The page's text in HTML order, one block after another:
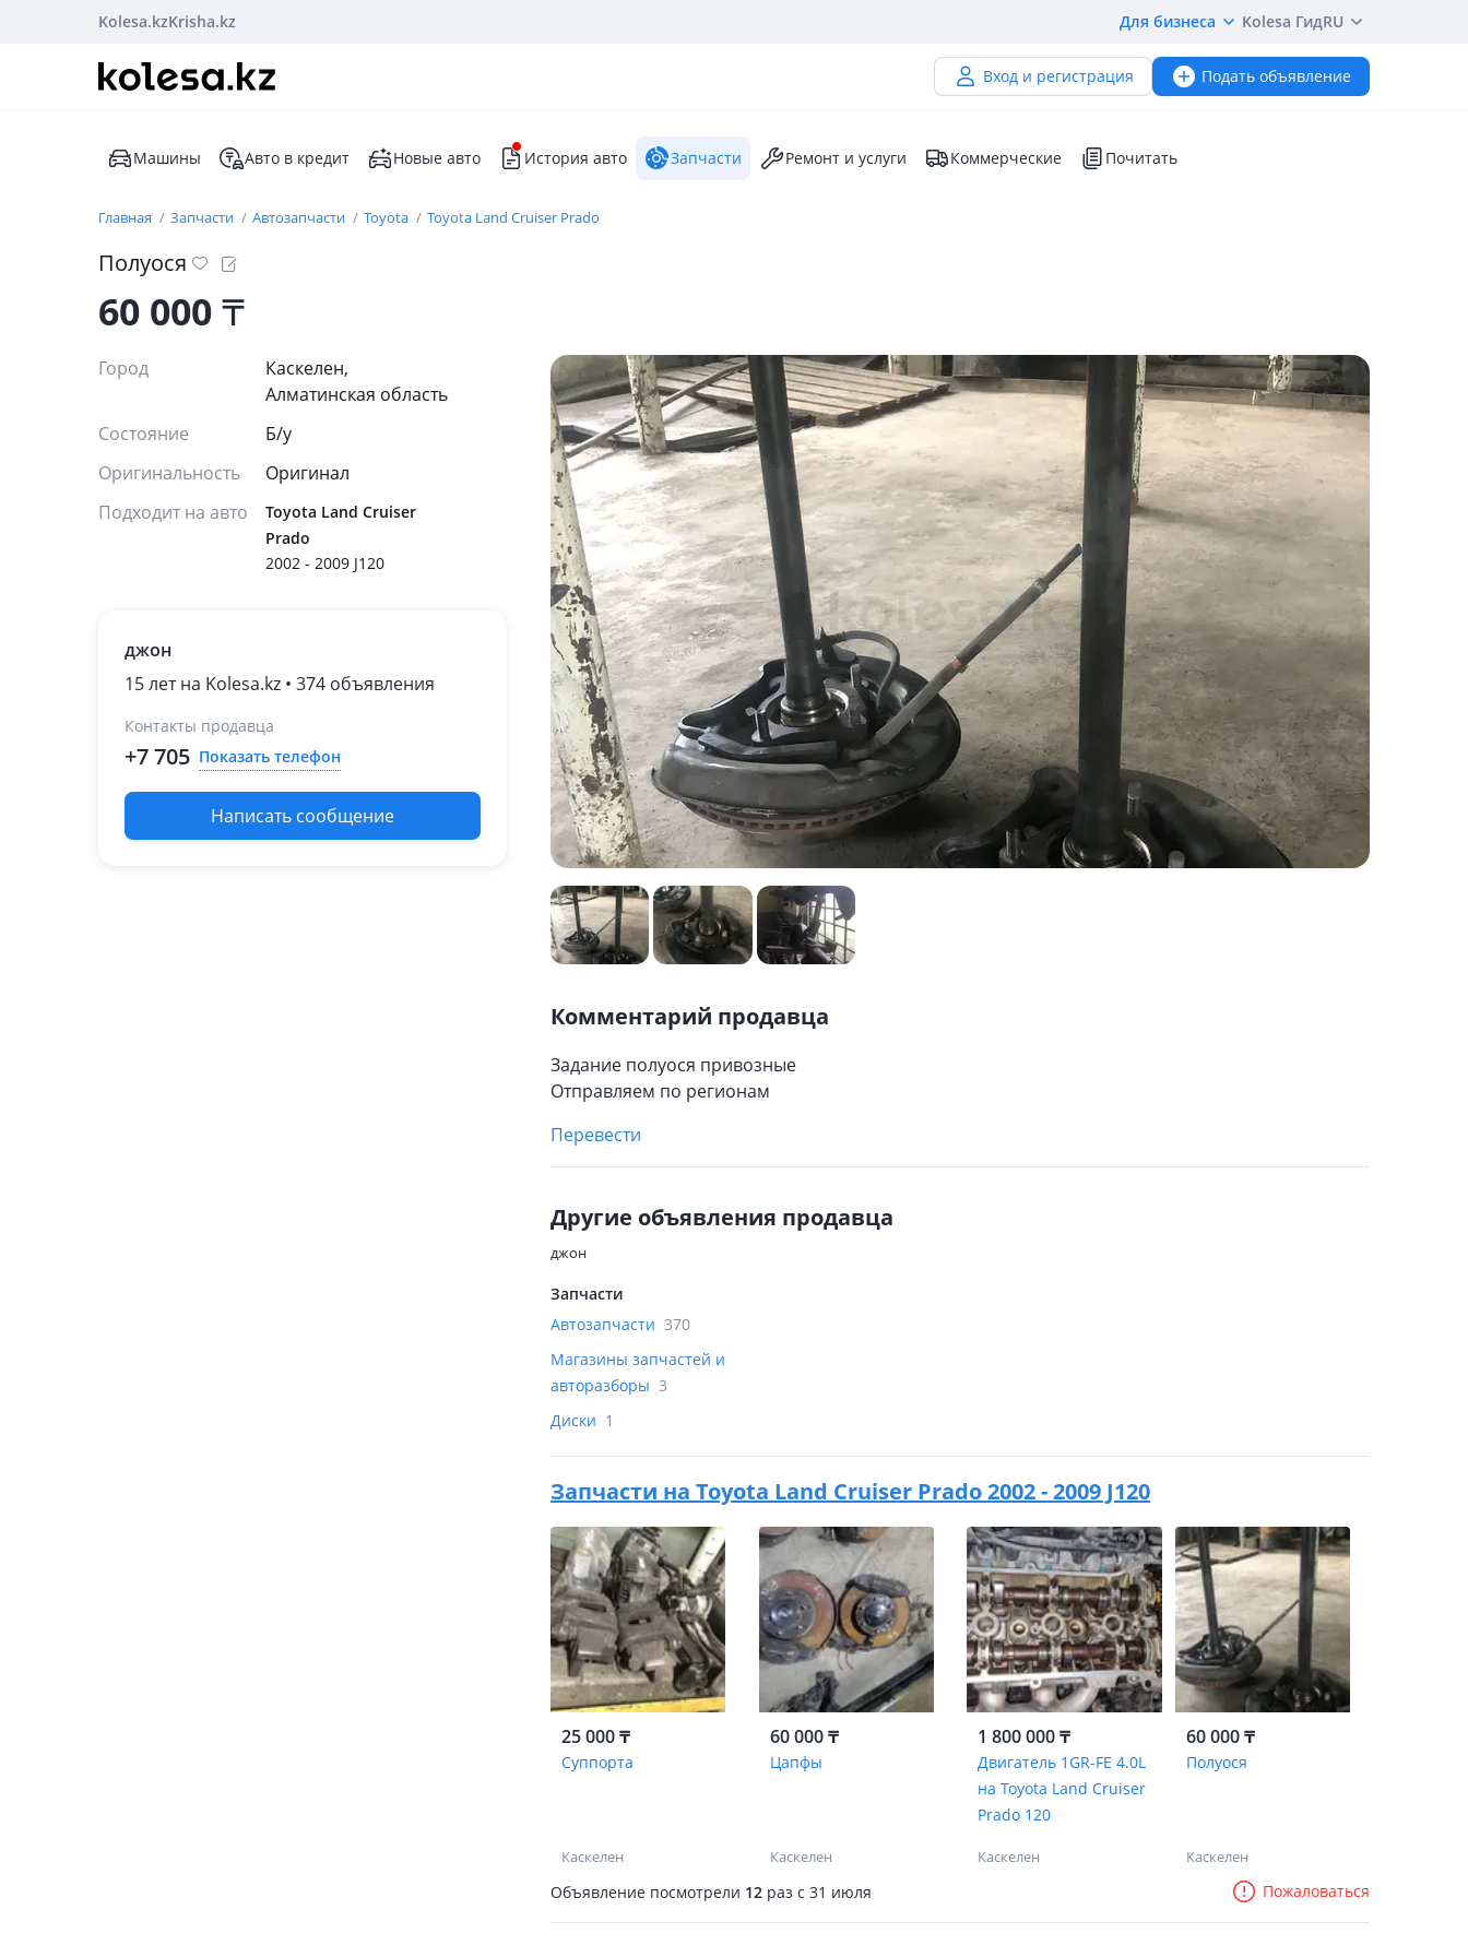
Kolesa.kzKrisha.kz Для бизнеса Kolesa ГидRU
Вход и регистрация Подать объявление
Машины Авто в кредит Новые авто История авто Запчасти Ремонт и услуги Коммерческие Почитать
Главная Запчасти Автозапчасти Toyota Toyota Land Cruiser Prado
Полуося
60 000₸
Город
Каскелен,
Алматинская область
Состояние
Б/y
Оригинальность
Оригинал
Подходит на авто
Toyota Land Cruiser
Prado
2002 - 2009 J120
джон
15 лет на Kolesa.kz • 374 объявления
Контакты продавца
+7 705 Показать телефон
Написать сообщение
Комментарий продавца
Задание полуося привозные
Отправляем по регионам
Перевести
Другие объявления продавца
джон
Запчасти
Автозапчасти 370
Магазины запчастей и
авторазборы 3
Диски 1
Запчасти на Toyota Land Cruiser Prado 2002 - 2009 J120
25 000 ₸
Суппорта
Каскелен
60 000 ₸
Цапфы
Каскелен
1 800 000 ₸
Двигатель 1GR-FE 4.0L
на Toyota Land Cruiser
Prado 120
Каскелен
60 000 ₸
Полуося
Каскелен
Объявление посмотрели 12 раз c 31 июля Пожаловаться